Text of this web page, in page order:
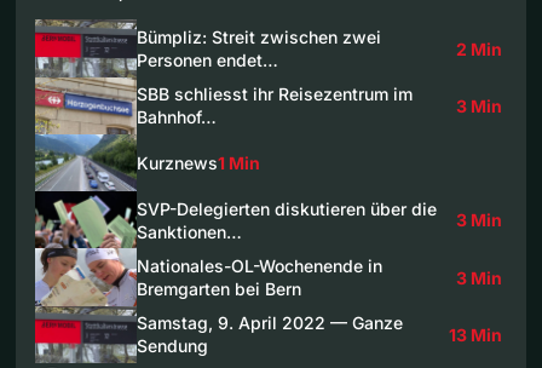
Bümpliz: Streit zwischen zwei
Personen endet…
2 Min
SBB schliesst ihr Reisezentrum im
Bahnhof…
3 Min
Kurznews1 Min
SVP-Delegierten diskutieren über die
Sanktionen…
3 Min
Nationales-OL-Wochenende in
Bremgarten bei Bern
3 Min
Samstag, 9. April 2022 — Ganze
Sendung
13 Min